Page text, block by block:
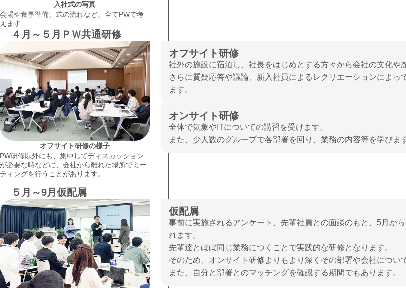
入社式の写真
会場や食事準備、式の流れなど、全てPWで考
えます
４月～５月 ＰＷ共通研修
オフサイト研修の様子
PW研修以外にも、集中してディスカッション
が必要な時などに、会社から離れた場所でミー
ティングを行うことがあります。
オフサイト研修
社外の施設に宿泊し、社長をはじめとする方々から会社の文化や
さらに質疑応答や議論、新入社員によるレクリエーションによっ
ます。
オンサイト研修
全体で気象やITについての講習を受けます。
また、少人数のグループで各部署を回り、業務の内容等を学びます
５月～9月仮配属
仮配属
事前に実施されるアンケート、先輩社員との面談のもと、5月か
れます。
先輩達とほぼ同じ業務につくことで実践的な研修となります。
そのため、オンサイト研修よりもより深くその部署や会社につい
また、自分と部署とのマッチングを確認する期間でもあります。